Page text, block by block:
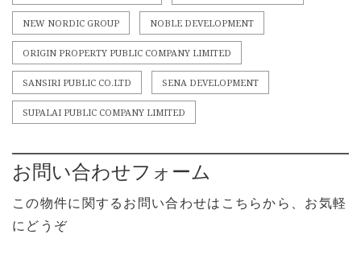
NEW NORDIC GROUP NOBLE DEVELOPMENT
ORIGIN PROPERTY PUBLIC COMPANY LIMITED
SANSIRI PUBLIC CO.LTD SENA DEVELOPMENT
SUPALAI PUBLIC COMPANY LIMITED
お問い合わせフォーム
この物件に関するお問い合わせはこちらから、お気軽
にどうぞ